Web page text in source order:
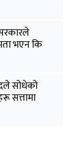
भएन कि
सोधेको
सत्तामा